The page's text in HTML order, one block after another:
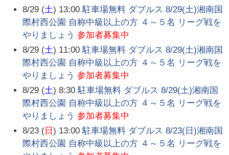
8/29 (土) 13:00 駐車場無料 ダブルス 8/29(土)湘南国
際村西公園 自称中級以上の方 ４～５名 リーグ戦を
やりましょう 参加者募集中
8/29 (土) 11:00 駐車場無料 ダブルス 8/29(土)湘南国
際村西公園 自称中級以上の方 ４～５名 リーグ戦を
やりましょう 参加者募集中
8/29 (土) 8:30 駐車場無料 ダブルス 8/29(土)湘南国
際村西公園 自称中級以上の方 ４～５名 リーグ戦を
やりましょう 参加者募集中
8/23 ( 日) 13:00 駐車場無料 ダブルス 8/23(日)湘南国
際村西公園 自称中級以上の方 ４～５名 リーグ戦を